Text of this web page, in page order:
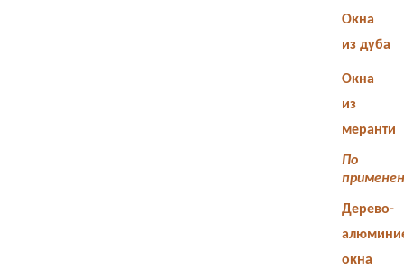
Окна
из дуба
Окна
из
меранти
По
Дерево-
окна